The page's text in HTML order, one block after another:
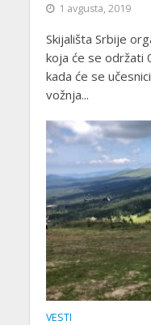
1 avgusta, 2019
Skijališta Srbije
koja će se održati
kada će se
vožnja...
VESTI